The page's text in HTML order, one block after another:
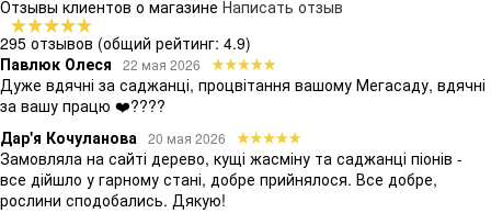
Отзывы клиентов о магазине Написать отзыв
295 отзывов (общий рейтинг: 4.9)
Павлюк Олеся
22 мая 2026
Дуже вдячні за саджанці, процвітання вашому Мегасаду, вдячні
за вашу працю ❤️????
Дар'я Кочуланова 20 мая 2026
Замовляла на сайті дерево, кущі жасміну та саджанці піонів -
все дійшло у гарному стані, добре прийнялося. Все добре,
рослини сподобались. Дякую!